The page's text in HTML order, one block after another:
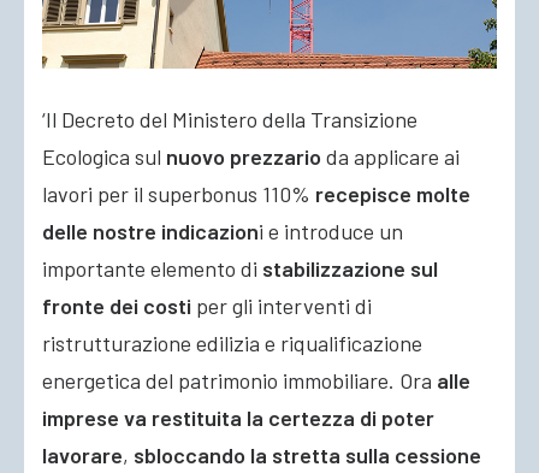
‘Il Decreto del Ministero della Transizione
Ecologica sul nuovo prezzario da applicare ai
lavori per il superbonus 110% recepisce molte
delle nostre indicazioni e introduce un
importante elemento di stabilizzazione sul
fronte dei costi per gli interventi di
ristrutturazione edilizia e riqualificazione
energetica del patrimonio immobiliare. Ora alle
imprese va restituita la certezza di poter
lavorare, sbloccando la stretta sulla cessione